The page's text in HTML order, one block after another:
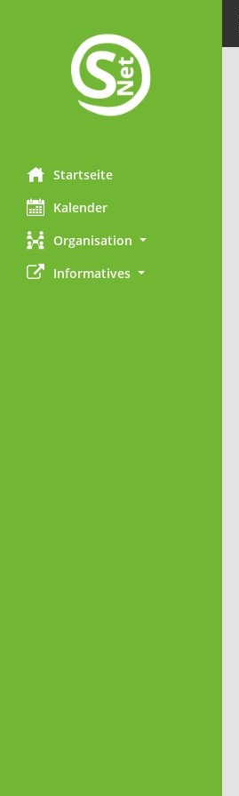
Startseite
Kalender
Organisation
Informatives